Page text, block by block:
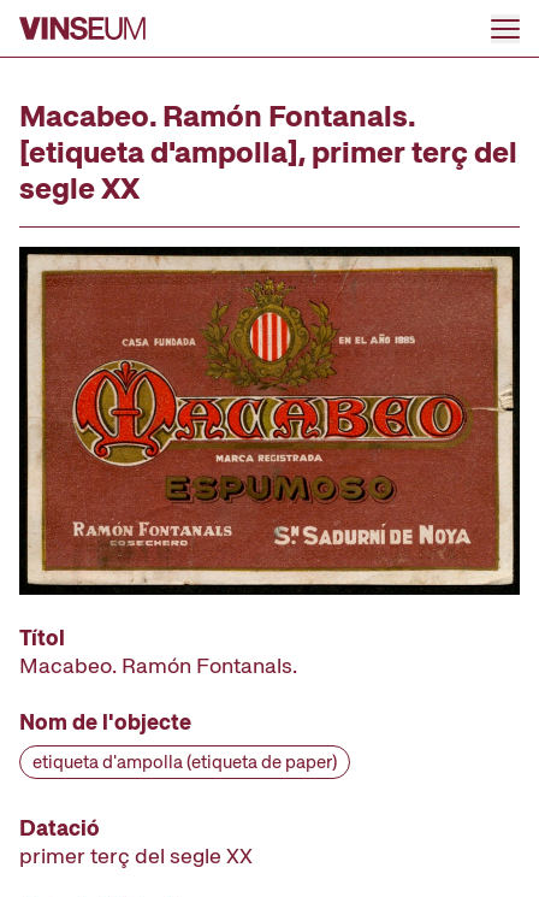
Anar al contingut
Macabeo. Ramón Fontanals.
[etiqueta d'ampolla], primer terç del
segle XX
Títol
Macabeo. Ramón Fontanals.
Nom de l'objecte
etiqueta d'ampolla (etiqueta de paper)
Datació
primer terç del segle XX